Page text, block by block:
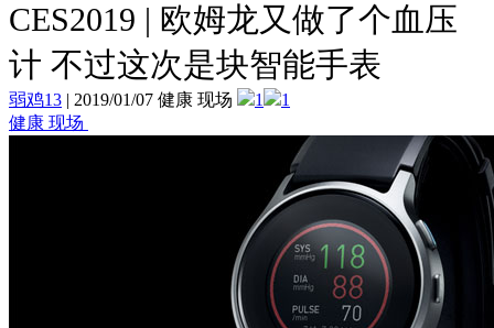
CES2019 | 欧姆龙又做了个血压
计 不过这次是块智能手表
弱鸡13 | 2019/01/07 健康 现场 1
1
健康 现场